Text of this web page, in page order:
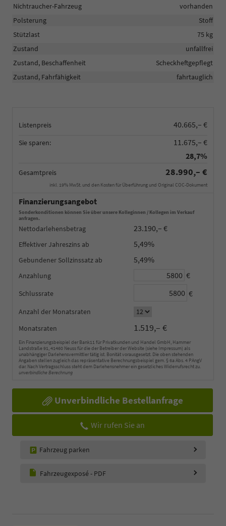
Listenpreis 40.665,– €
Sie sparen:
11.675,– €
28,7%
Gesamtpreis 28.990,– €
inkl. 19% MwSt. und den Kosten für Überführung und Original COC-Dokument
Finanzierungsangebot
Sonderkonditionen können Sie über unsere Kolleginnen / Kollegen im Verkauf
anfragen.
Nettodarlehensbetrag 23.190,– €
Effektiver Jahreszins 5,49%
Gebundener Sollzinssatz 5,49%
Anzahlung €
Schlussrate €
Anzahl der Monatsraten
Monatsraten
1.519,– €
Ein Finanzierungsbeispiel der Bank11 für Privatkunden und Handel GmbH, Hammer
Landstraße 91, 41460 Neuss für die der Betreiber der Website (siehe Impressum) als
unabhängiger Darlehensvermittler tätig ist. Bonität vorausgesetzt. Die oben stehenden
Angaben stellen zugleich das repräsentative Berechnungsbeispiel gem. § 6a Abs. 4 PAngV
dar. Nach Vertragsschluss steht dem Darlehensnehmer ein gesetzliches Widerrufsrecht zu.
unverbindliche Berechnung
Unverbindliche Bestellanfrage
Wir rufen Sie an
Fahrzeug parken
Fahrzeugexposé - PDF
Nichtraucher-Fahrzeug
vorhanden
Polsterung
Stoff
Stützlast
75 kg
Zustand
unfallfrei
Zustand, Beschaffenheit
Scheckheftgepflegt
Zustand, Fahrfähigkeit
fahrtauglich